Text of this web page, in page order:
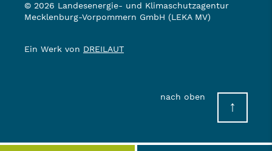
© 2026 Landesenergie- und Klimaschutzagentur
Mecklenburg-Vorpommern GmbH (LEKA MV)
Ein Werk von DREILAUT
nach oben
↑